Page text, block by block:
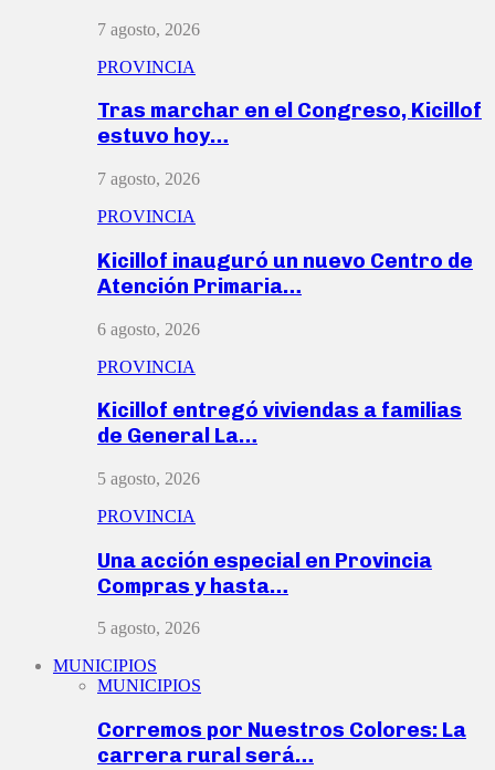
7 agosto, 2026
PROVINCIA
Tras marchar en el Congreso, Kicillof
estuvo hoy…
7 agosto, 2026
PROVINCIA
Kicillof inauguró un nuevo Centro de
Atención Primaria…
6 agosto, 2026
PROVINCIA
Kicillof entregó viviendas a familias
de General La…
5 agosto, 2026
PROVINCIA
Una acción especial en Provincia
Compras y hasta…
5 agosto, 2026
MUNICIPIOS
MUNICIPIOS
Corremos por Nuestros Colores: La
carrera rural será…